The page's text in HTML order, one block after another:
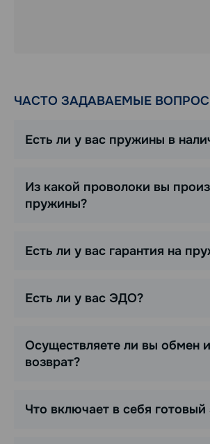
ЧАСТО ЗАДАВАЕМЫЕ
Есть ли у вас пружины в
Из какой проволоки вы
пружины?
Есть ли у вас гарантия на
Есть ли у вас ЭДО?
Осуществляете ли вы обмен и
возврат?
Что включает в себя готовый